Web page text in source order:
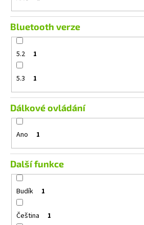
Bluetooth verze
5.2 1
5.3 1
Dálkové ovládání
Ano 1
Další funkce
Budík 1
Čeština 1